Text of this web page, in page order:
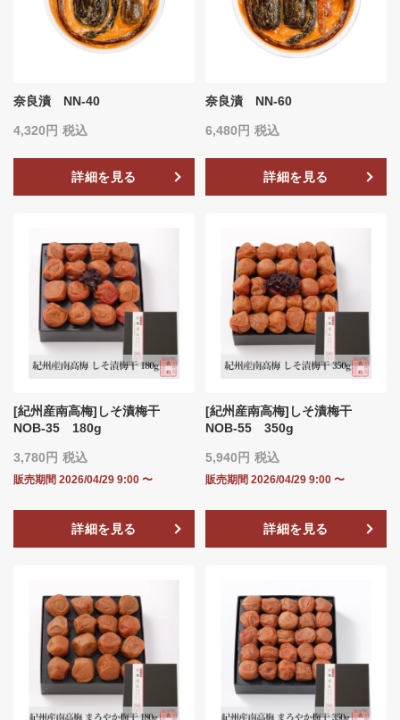
奈良漬 NN-40
4,320 税込
詳細を見る
奈良漬 NN-60
6,480 税込
詳細を見る
[紀州産南高梅]しそ漬梅干
NOB‐35 180g
3,780 税込
販売期間 2026/04/29 9:00 〜
詳細を見る
[紀州産南高梅]しそ漬梅干
NOB-55 350g
5,940 税込
販売期間 2026/04/29 9:00 〜
詳細を見る